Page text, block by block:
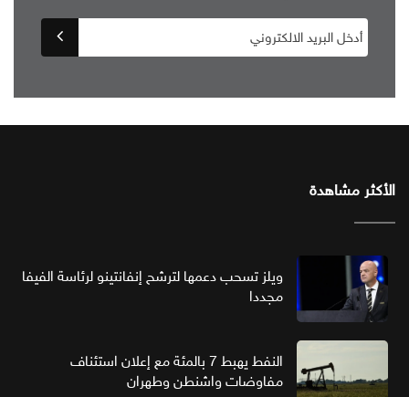
الأكثر مشاهدة
ويلز تسحب دعمها لترشح إنفانتينو لرئاسة الفيفا
مجددا
النفط يهبط 7 بالمئة مع إعلان استئناف
مفاوضات واشنطن وطهران